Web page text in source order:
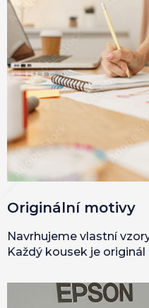
Originální motivy
Navrhujeme vlastní
Každý kousek je